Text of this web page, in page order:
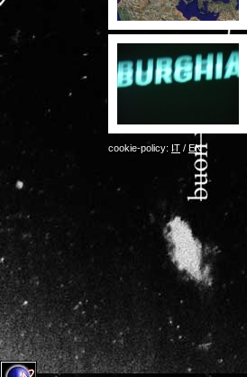
cookie-policy: IT / EN